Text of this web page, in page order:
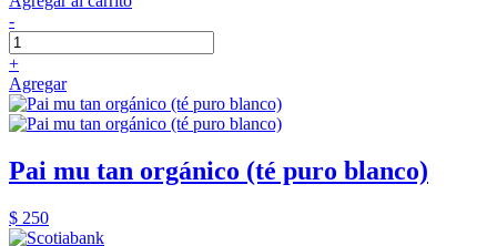
-
+
Agregar
Pai mu tan orgánico (té puro blanco)
$ 250